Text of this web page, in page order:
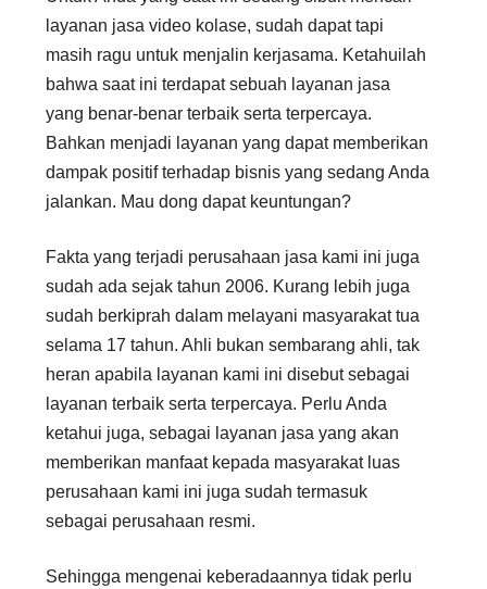
layanan jasa video kolase, sudah dapat tapi
masih ragu untuk menjalin kerjasama. Ketahuilah
bahwa saat ini terdapat sebuah layanan jasa
yang benar-benar terbaik serta terpercaya.
Bahkan menjadi layanan yang dapat memberikan
dampak positif terhadap bisnis yang sedang Anda
jalankan. Mau dong dapat keuntungan?
Fakta yang terjadi perusahaan jasa kami ini juga
sudah ada sejak tahun 2006. Kurang lebih juga
sudah berkiprah dalam melayani masyarakat tua
selama 17 tahun. Ahli bukan sembarang ahli, tak
heran apabila layanan kami ini disebut sebagai
layanan terbaik serta terpercaya. Perlu Anda
ketahui juga, sebagai layanan jasa yang akan
memberikan manfaat kepada masyarakat luas
perusahaan kami ini juga sudah termasuk
sebagai perusahaan resmi.
Sehingga mengenai keberadaannya tidak perlu